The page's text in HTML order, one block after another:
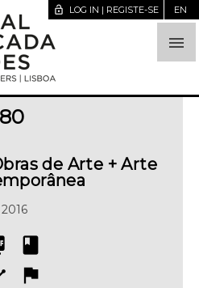

lock_open LOG IN | REGISTE-SE EN
de Arte + Arte
book
flag